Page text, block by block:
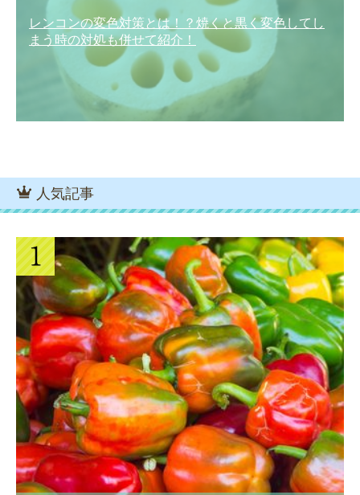
レンコンの変色対策とは！？焼くと黒く変色してし
まう時の対処も併せて紹介！
人気記事